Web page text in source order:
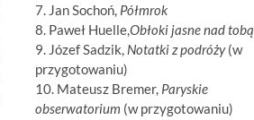
7. Jan Sochoń, Półmrok
8. Paweł Huelle,Obłoki jasne nad tobą
9. Józef Sadzik, Notatki z podróży(w
przygotowaniu)
10. Mateusz Bremer, Paryskie
obserwatorium (w przygotowaniu)